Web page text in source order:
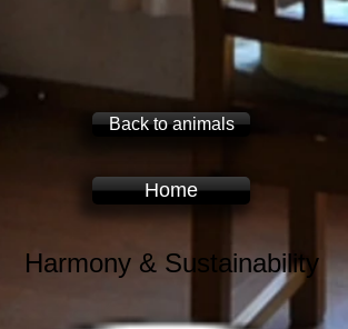
Back to animals
Home
Harmony & Sustainability